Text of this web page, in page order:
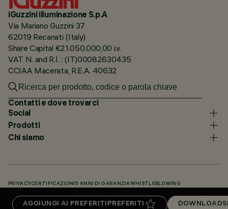
AGGIUNGI AI PREFERITI PREFERITI DOWNLOADS
iGuzzini illuminazione S.p.A
Via Mariano Guzzini 37
62019 Recanati (Italy)
Share Capital €21.050.000,00 i.v.
VAT N. and R.I. : (IT)00082630435
CCIAA Macerata, R.E.A. 40632
Contatti e dove trovarci
Social
Prodotti
Chi siamo
PRIVACY CERTIFICAZIONI 5 ANNI DI GARANZIAWHISTLEBLOWING
KNOWLEDGE BASE (LOGIN NECESSARIO)DOWNLOADS